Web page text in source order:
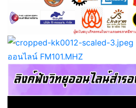
ออนไลน์ FM101.MHZ